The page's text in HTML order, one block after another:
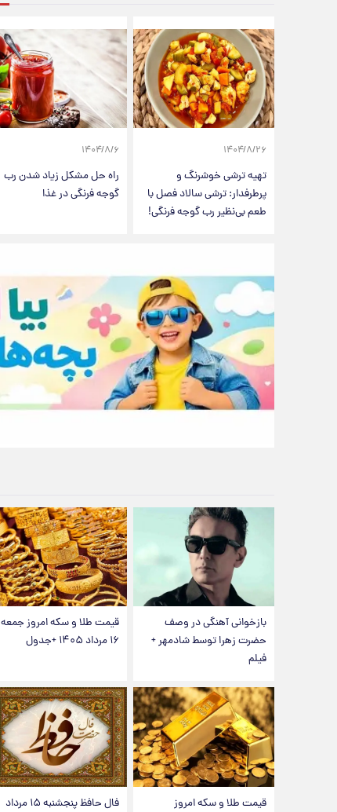
۱۴۰۴/۸/۲۶
تهیه ترشی خوشرنگ و
پرطرفدار: ترشی سالاد فصل با
طعم بی‌نظیر رب گوجه فرنگی!
۱۴۰۴/۸/۶
راه حل مشکل زیاد شدن رب
گوجه فرنگی در غذا
بازخوانی آهنگی در وصف
حضرت زهرا توسط شادمهر +
فیلم
قیمت طلا و سکه امروز جمعه
۱۶ مرداد ۱۴۰۵ +جدول
قیمت طلا و سکه امروز فال حافظ پنجشنبه ۱۵ مرداد